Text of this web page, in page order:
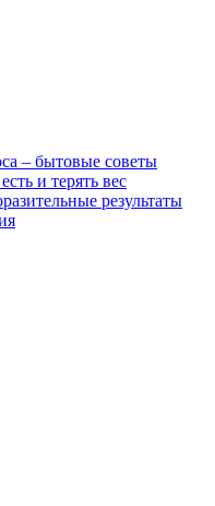
– бытовые советы
и терять вес
результаты